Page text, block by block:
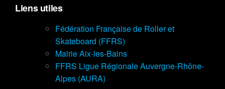
Liens utiles
Fédération Française de Roller et
Skateboard (FFRS)
Mairie Aix-les-Bains
FFRS Ligue Régionale Auvergne-Rhône-
Alpes (AURA)